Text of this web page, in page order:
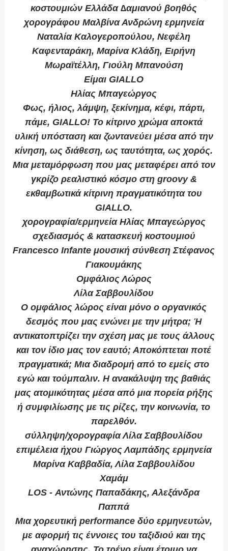
κοστουμιών Ελλάδα ∆αμιανού βοηθός
χορογράφου Μαλβίνα Ανδρώνη ερμηνεία
Ναταλία Καλογεροπούλου, Νεφέλη
Καφενταράκη, Μαρίνα Κλάδη, Ειρήνη
Μωραϊτέλλη, Γιούλη Μπανούση
Είμαι GIALLO
Ηλίας Μπαγεώργος
Φως, ήλιος, λάμψη, ξεκίνημα, κέφι, πάρτι,
πάμε, GIALLO! Το κίτρινο χρώμα αποκτά
υλική υπόσταση και ζωντανεύει μέσα από την
κίνηση, ως διάθεση, ως ταυτότητα, ως χορός.
Μια μεταμόρφωση που μας μεταφέρει από τον
γκρίζο ρεαλιστικό κόσμο στη groovy &
εκθαμβωτικά κίτρινη πραγματικότητα του
GIALLO.
χορογραφία/ερμηνεία Ηλίας Μπαγεώργος
σχεδιασμός & κατασκευή κοστουμιού
Francesco Infante μουσική σύνθεση Στέφανος
Γιακουμάκης
Ομφάλιος Λώρος
Λίλα Σαββουλίδου
Ο ομφάλιος λώρος είναι μόνο ο οργανικός
δεσμός που μας ενώνει με την μήτρα; Ή
αντικατοπτρίζει την σχέση μας με τους άλλους
και τον ίδιο μας τον εαυτό; Αποκόπτεται ποτέ
πραγματικά; Μια διαδρομή από το εμείς στο
εγώ και τούμπαλιν. Η ανακάλυψη της βαθιάς
μας ατομικότητας μέσα από μια πορεία ρήξης
ή συμφιλίωσης με τις ρίζες, την κοινωνία, το
παρελθόν.
σύλληψη/χορογραφία Λίλα Σαββουλίδου
επιμέλεια ήχου Γιώργος Λαμπάδης ερμηνεία
Μαρίνα Καββαδία, Λίλα Σαββουλίδου
Χαμάμ
LOS - Αντώνης Παπαδάκης, Αλεξάνδρα
Παππά
Μια χορευτική performance δύο ερμηνευτών,
με αφορμή τις έννοιες του ταξιδιού και της